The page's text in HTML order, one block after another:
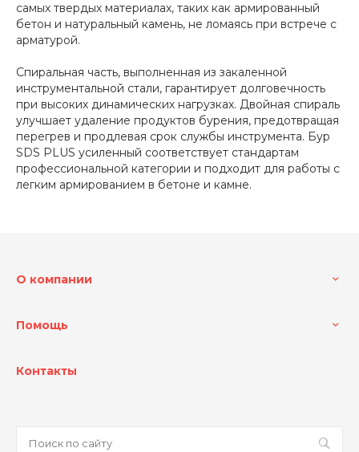
самых твердых материалах, таких как армированный
бетон и натуральный камень, не ломаясь при встрече с
арматурой.
Спиральная часть, выполненная из закаленной
инструментальной стали, гарантирует долговечность
при высоких динамических нагрузках. Двойная спираль
улучшает удаление продуктов бурения, предотвращая
перегрев и продлевая срок службы инструмента. Бур
SDS PLUS усиленный соответствует стандартам
профессиональной категории и подходит для работы с
легким армированием в бетоне и камне.
О компании
Помощь
Контакты